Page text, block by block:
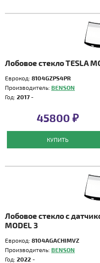
Лобовое стекло TESLA
Еврокод: 8104GZPS4PR
Производитель: BENSON
Год: 2017 -
45800 ₽
КУПИТЬ
Лобовое стекло с
MODEL 3
Еврокод: 8104AGACHIMVZ
Производитель: BENSON
Год: 2022 -